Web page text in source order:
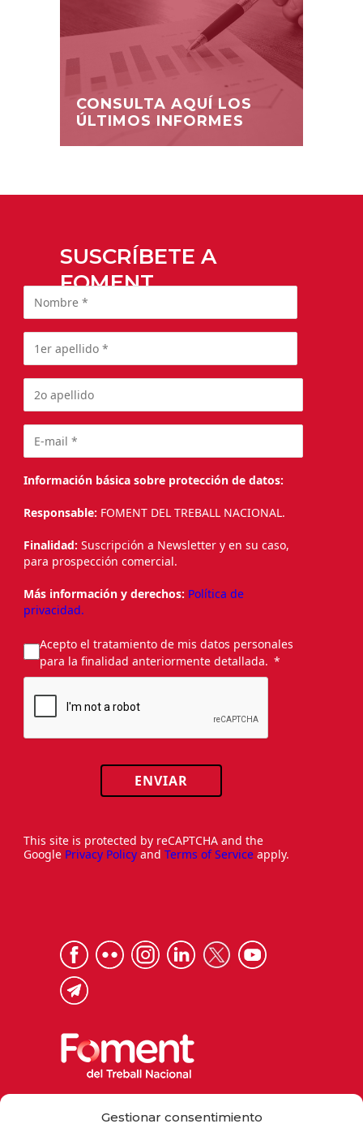
Gestionar consentimiento
CONSULTA AQUÍ LOS
ÚLTIMOS INFORMES
SUSCRÍBETE A
FOMENT
Información básica sobre protección de datos:
Responsable: FOMENT DEL TREBALL NACIONAL.
Finalidad: Suscripción a Newsletter y en su caso,
para prospección comercial.
Más información y derechos: Política de
privacidad.
Acepto el tratamiento de mis datos personales
para la finalidad anteriormente detallada.
ENVIAR
This site is protected by reCAPTCHA and the
Google Privacy Policy and Terms of Service apply.